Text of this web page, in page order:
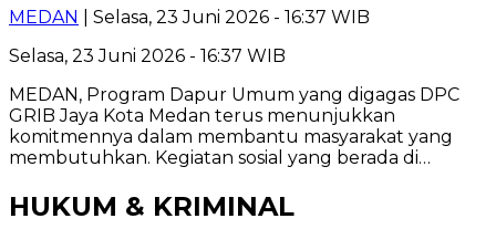
MEDAN
| Selasa, 23 Juni 2026 - 16:37 WIB
Selasa, 23 Juni 2026 - 16:37 WIB
MEDAN, Program Dapur Umum yang digagas DPC
GRIB Jaya Kota Medan terus menunjukkan
komitmennya dalam membantu masyarakat yang
membutuhkan. Kegiatan sosial yang berada di…
HUKUM & KRIMINAL